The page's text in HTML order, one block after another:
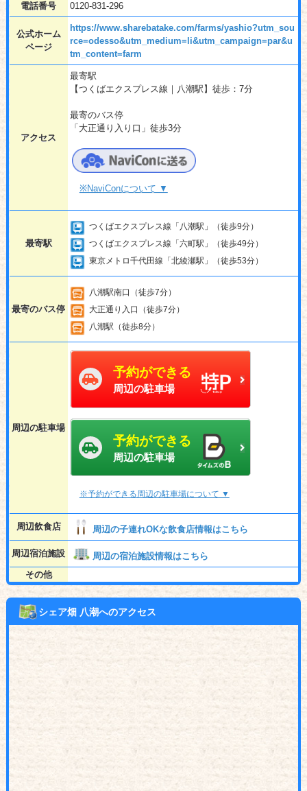
電話番号 0120-831-296
公式ホーム
ページ
https://www.sharebatake.com/farms/yashio?utm_sou
rce=odesso&utm_medium=li&utm_campaign=par&u
tm_content=farm
アクセス
最寄駅
【つくばエクスプレス線｜八潮駅】徒歩：7分
最寄のバス停
「大正通り入り口」徒歩3分
※NaviConについて ▼
最寄駅
つくばエクスプレス線「八潮駅」（徒歩9分）
つくばエクスプレス線「六町駅」（徒歩49分）
東京メトロ千代田線「北綾瀬駅」（徒歩53分）
最寄のバス停
八潮駅南口（徒歩7分）
大正通り入口（徒歩7分）
八潮駅（徒歩8分）
周辺の駐車場
予約ができる
周辺の駐車場
予約ができる
周辺の駐車場
※予約ができる周辺の駐車場について ▼
周辺飲食店 周辺の子連れOKな飲食店情報はこちら
周辺宿泊施設
周辺の宿泊施設情報はこちら
その他
シェア畑 八潮へのアクセス